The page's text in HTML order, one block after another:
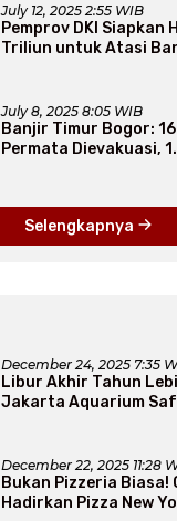
July 12, 2025 2:55 WIB
Pemprov DKI Siapkan
Triliun untuk Atasi
July 8, 2025 8:05 WIB
Banjir Timur Bogor: 16
Permata Dievakuasi,
Selengkapnya
December 24, 2025 7:35
Libur Akhir Tahun
Jakarta Aquarium
December 22, 2025 11:28
Bukan Pizzeria Biasa!
Hadirkan Pizza New